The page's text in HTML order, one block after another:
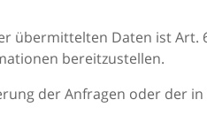
übermittelten Daten ist Art.
bereitzustellen.
der Anfragen oder der